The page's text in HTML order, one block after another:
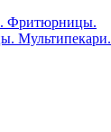
Фритюрницы.
Мультипекари.